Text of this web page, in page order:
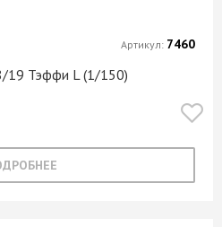
19 Тэффи L (1/150)
Артикул: 7460